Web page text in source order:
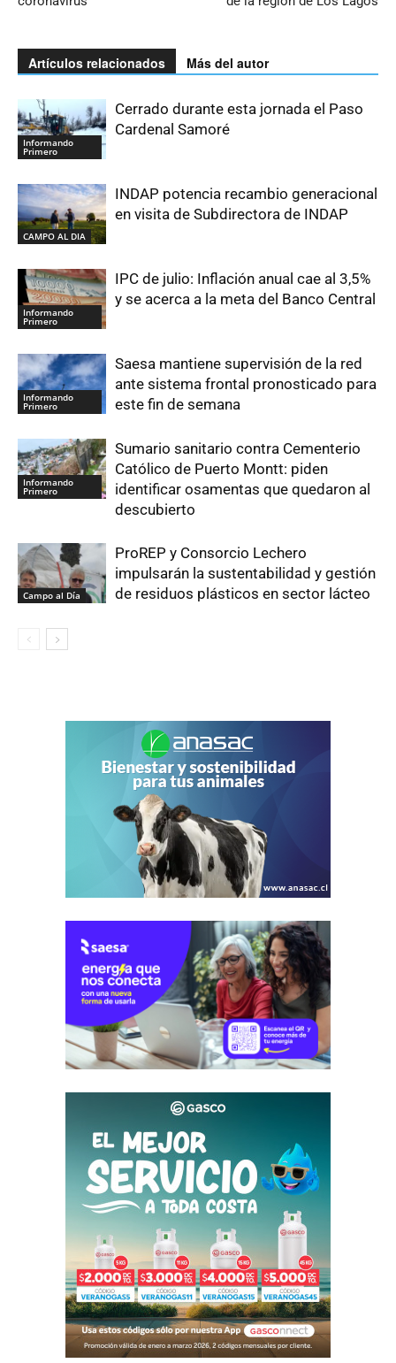
Artículos relacionados Más del autor
Informando
Primero
Cerrado durante esta jornada el Paso
Cardenal Samoré
CAMPO AL DIA
INDAP potencia recambio generacional
en visita de Subdirectora de INDAP
Informando
Primero
IPC de julio: Inflación anual cae al 3,5%
y se acerca a la meta del Banco Central
Informando
Primero
Saesa mantiene supervisión de la red
ante sistema frontal pronosticado para
este fin de semana
Informando
Primero
Sumario sanitario contra Cementerio
Católico de Puerto Montt: piden
identificar osamentas que quedaron al
descubierto
Campo al Día
ProREP y Consorcio Lechero
impulsarán la sustentabilidad y gestión
de residuos plásticos en sector lácteo